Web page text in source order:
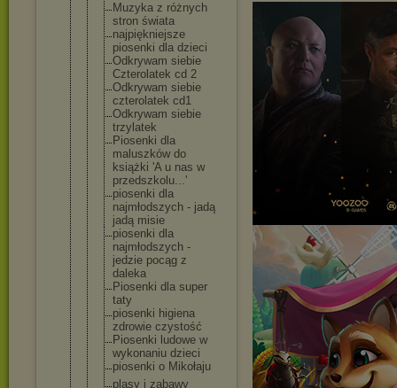
Muzyka z różnych
stron świata
najpiękniejsze
piosenki dla dzieci
Odkrywam siebie
Czterolatek cd 2
Odkrywam siebie
czterolatek cd1
Odkrywam siebie
trzylatek
Piosenki dla
maluszków do
książki 'A u nas w
przedszkolu...'
piosenki dla
najmłodszyc h - jadą
jadą misie
piosenki dla
najmłodszyc h -
jedzie pocąg z
daleka
Piosenki dla super
taty
piosenki higiena
zdrowie czystość
Piosenki ludowe w
wykonaniu dzieci
piosenki o Mikołaju
pląsy i zabawy